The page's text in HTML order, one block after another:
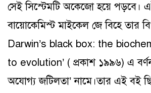
সেই সিস্টেমটি অকেজো হয়ে পড়বে।
বায়োকেমিস্ট মাইকেল জে বিহে তার
Darwin’s black box: the
to evolution’ ( প্রকাশ ১৯৯৬) এ
অযোগ্য জটিলতা’ নামে।তার এই বই